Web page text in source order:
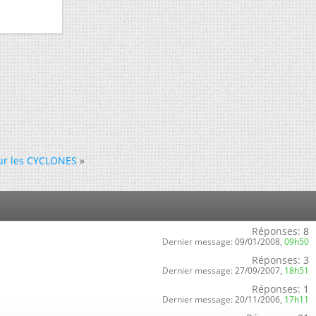
les CYCLONES »
Réponses: 8
Dernier message: 09/01/2008, 09h50
Réponses: 3
Dernier message: 27/09/2007, 18h51
Réponses: 1
Dernier message: 20/11/2006, 17h11